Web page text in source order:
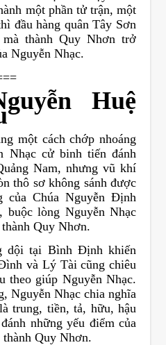
một phần tử trận, một
đầu hàng quân Tây Sơn
thành Quy Nhơn trở
Nguyễn Nhạc.
Huệ
một cách chớp nhoáng
Nhạc cử binh tiến đánh
Nam, nhưng vũ khí
thô sơ không sánh được
của Chúa Nguyễn Định
buộc lòng Nguyễn Nhạc
Quy Nhơn.
dội tại Bình Định khiến
và Lý Tài cũng chiêu
theo giúp Nguyễn Nhạc.
Nguyễn Nhạc chia nghĩa
trung, tiền, tả, hữu, hậu
những yếu điểm của
thành Quy Nhơn.